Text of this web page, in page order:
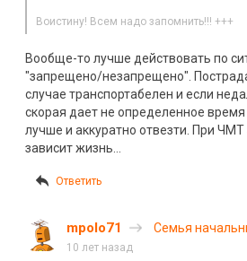
Воистину! Всем надо запомнить!!! +++
Вообще-то лучше действовать по
"запрещено/незапрещено".
случае транспортабелен и если
скорая дает не определенное
лучше и аккуратно отвезти. При
зависит жизнь…
Ответить
mpolo71
Семья
10 лет назад